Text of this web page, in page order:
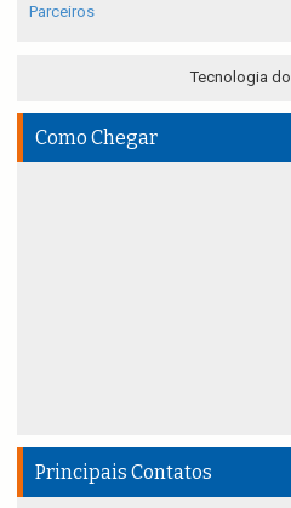
Parceiros
Tecnologia do
Como Chegar
Principais Contatos